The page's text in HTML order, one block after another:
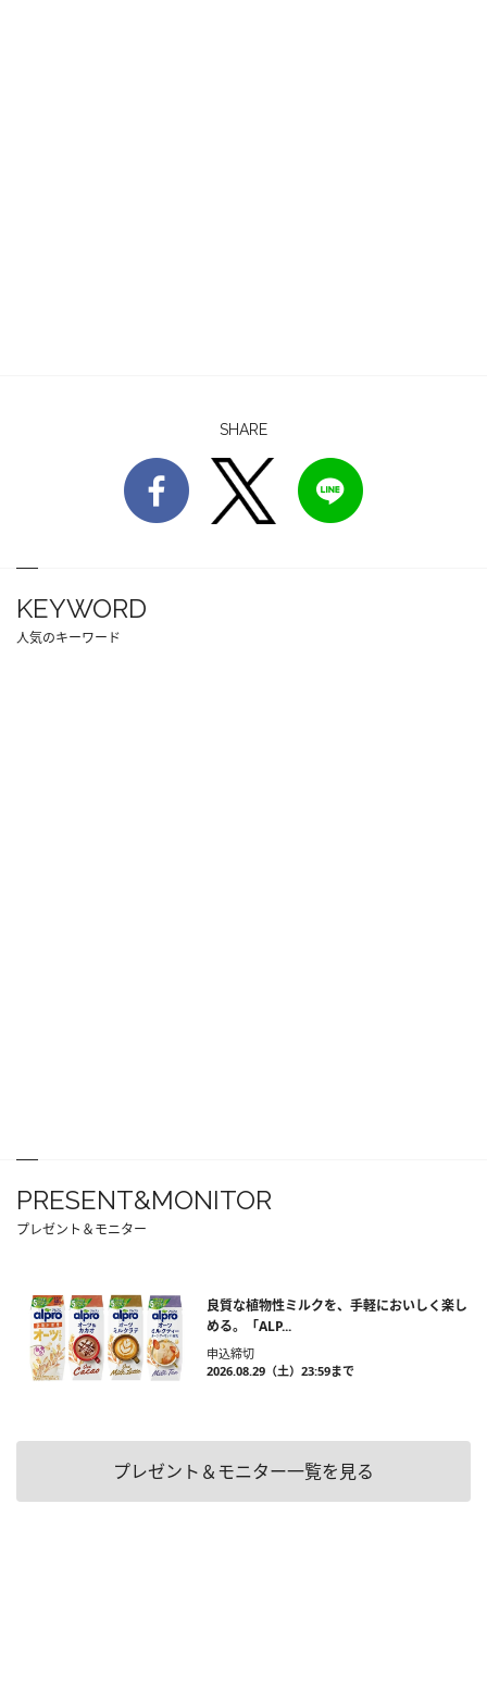
SHARE
KEYWORD
人気のキーワード
PRESENT&MONITOR
プレゼント＆モニター
良質な植物性ミルクを、手軽においしく楽し
める。「ALP...
申込締切
2026.08.29（土）23:59まで
プレゼント＆モニター一覧を見る